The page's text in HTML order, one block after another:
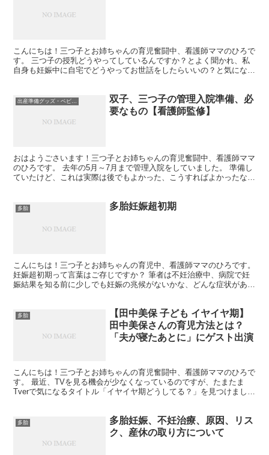
こんにちは！三つ子とお姉ちゃんの育児奮闘中、看護師ママのひろで
す。 三つ子の授乳どうやってしているんですか？とよく聞かれ、私
自身も妊娠中に自宅でどうやってお世話をしたらいいの？と気になっ
出産準備グッズ・ベビーグッズ
双子、三つ子の管理入院準備、必
要なもの【看護師監修】
おはようごさいます！三つ子とお姉ちゃんの育児奮闘中、看護師ママ
のひろです。 去年の5月～7月まで管理入院をしていました。 準備し
ていたけど、これは実際は後でもよかった、こうすればよかったなど
多胎 多胎妊娠超初期
こんにちは！三つ子とお姉ちゃんの育児中、看護師ママのひろです。
妊娠超初期って言葉はご存じですか？ 筆者は不妊治療中、病院で妊
娠結果を知る前に少しでも妊娠の兆候がないかな、どんな症状がある
多胎
【田中美保 子ども イヤイヤ期】
田中美保さんの育児方法とは？
「夫が寝たあとに」にゲスト出演
こんにちは！三つ子とお姉ちゃんの育児奮闘中、看護師ママのひろで
す。 最近、TVを見る機会が少なくなっているのですが、たまたま
Tverで気になるタイトル「イヤイヤ期どうしてる？」を見つけまし
多胎
多胎妊娠、不妊治療、原因、リス
ク、産休の取り方について